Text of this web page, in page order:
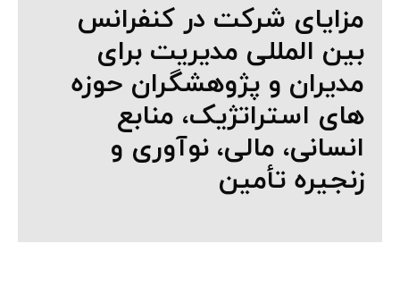
مزایای شرکت در کنفرانس
بین المللی مدیریت برای
مدیران و پژوهشگران حوزه
های استراتژیک، منابع
انسانی، مالی، نوآوری و
زنجیره تأمین